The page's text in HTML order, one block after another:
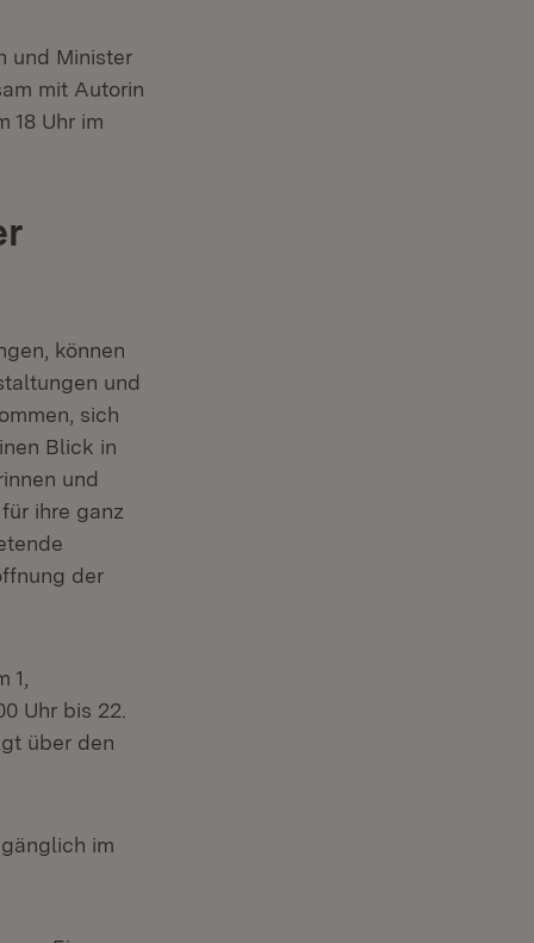
und Minister
mit Autorin
18 Uhr im
können
und
sich
Blick in
und
ihre ganz
der
Uhr bis 22.
über den
im